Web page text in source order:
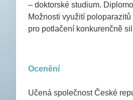
– doktorské studium.
Možnosti využití
pro potlačení konkurenčně
Ocenění
Učená společnost České